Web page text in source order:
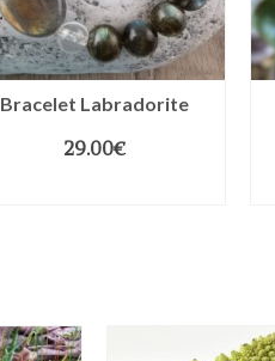
Bracelet Labradorite
29.00€